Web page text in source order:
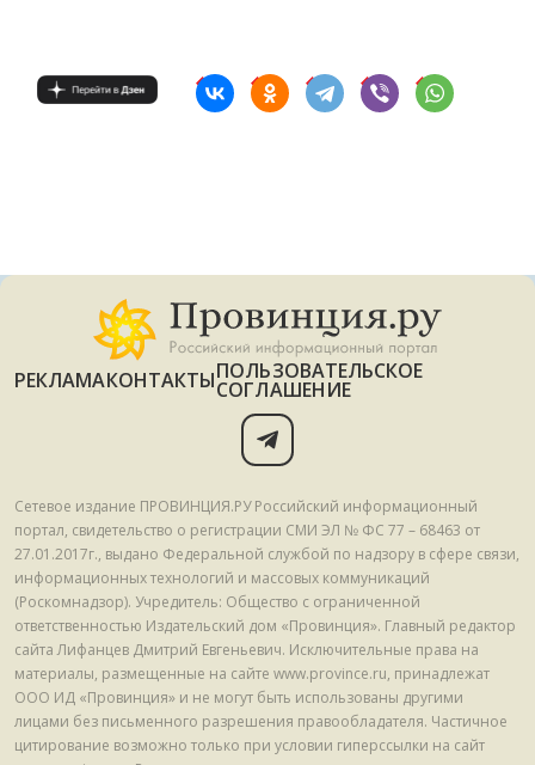
РЕКЛАМАКОНТАКТЫПОЛЬЗОВАТЕЛЬСКОЕ
СОГЛАШЕНИЕ
Сетевое издание ПРОВИНЦИЯ.РУ Российский информационный
портал, свидетельство о регистрации СМИ ЭЛ № ФС 77 – 68463 от
27.01.2017г., выдано Федеральной службой по надзору в сфере связи,
информационных технологий и массовых коммуникаций
(Роскомнадзор). Учредитель: Общество с ограниченной
ответственностью Издательский дом «Провинция». Главный редактор
сайта Лифанцев Дмитрий Евгеньевич. Исключительные права на
материалы, размещенные на сайте www.province.ru, принадлежат
ООО ИД «Провинция» и не могут быть использованы другими
лицами без письменного разрешения правообладателя. Частичное
цитирование возможно только при условии гиперссылки на сайт